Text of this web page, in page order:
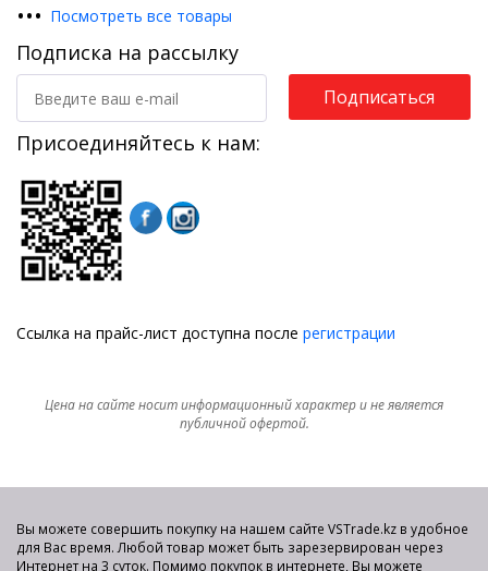
••• Посмотреть все товары
Подписка на рассылку
Подписаться
Присоединяйтесь к нам:
Ссылка на прайс-лист доступна после регистрации
Цена на сайте носит информационный характер и не является
публичной офертой.
Вы можете совершить покупку на нашем сайте VSTrade.kz в удобное
для Вас время. Любой товар может быть зарезервирован через
Интернет на 3 суток. Помимо покупок в интернете, Вы можете